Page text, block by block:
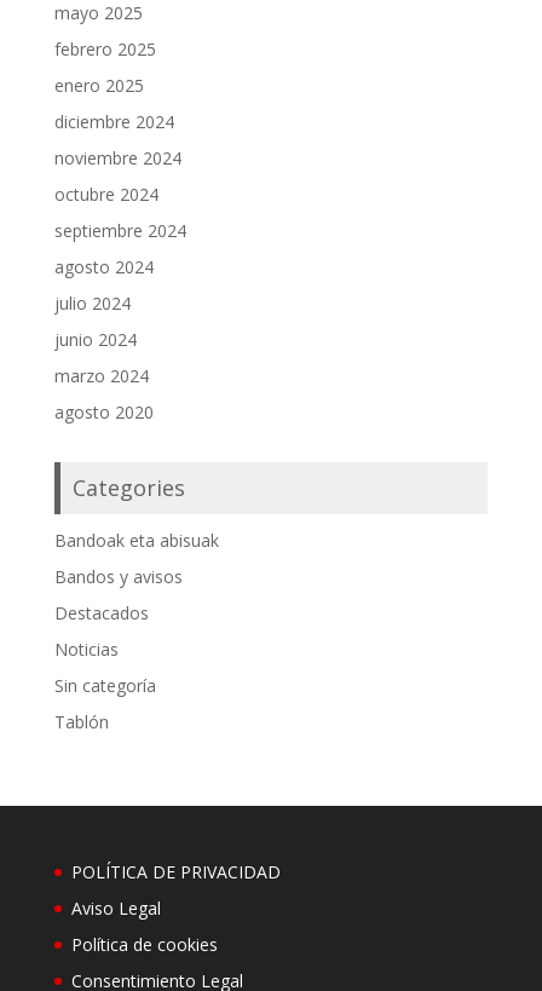
mayo 2025
febrero 2025
enero 2025
diciembre 2024
noviembre 2024
octubre 2024
septiembre 2024
agosto 2024
julio 2024
junio 2024
marzo 2024
agosto 2020
Categories
Bandoak eta abisuak
Bandos y avisos
Destacados
Noticias
Sin categoría
Tablón
POLÍTICA DE PRIVACIDAD
Aviso Legal
Política de cookies
Consentimiento Legal